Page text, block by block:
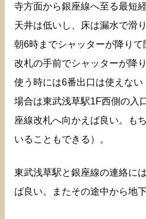
寺方面から銀座線へ至る最短
天井は低いし、床は漏水で滑
朝6時までシャッターが降り
改札の手前でシャッターが降
使う時には6番出口は使えな
場合は東武浅草駅1F西側の入
座線改札へ向かえば良い。も
いることもできる）。
東武浅草駅と銀座線の連絡に
ば良い。またその途中から地